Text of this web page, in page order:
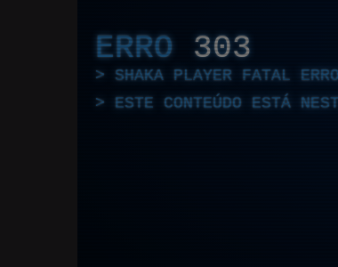
ERRO 303
SHAKA PLAYER FATAL
ESTE CONTEÚDO ESTÁ